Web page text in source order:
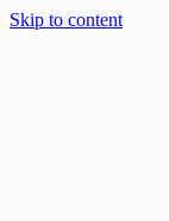
Skip to content